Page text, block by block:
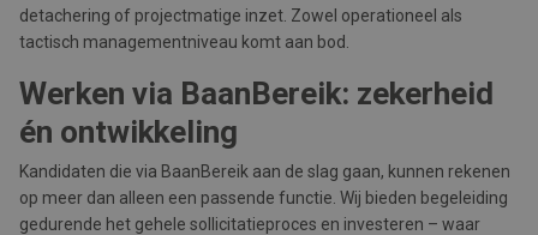
detachering of projectmatige inzet. Zowel operationeel als
tactisch managementniveau komt aan bod.
Werken via BaanBereik: zekerheid
én ontwikkeling
Kandidaten die via BaanBereik aan de slag gaan, kunnen rekenen
op meer dan alleen een passende functie. Wij bieden begeleiding
gedurende het gehele sollicitatieproces en investeren – waar